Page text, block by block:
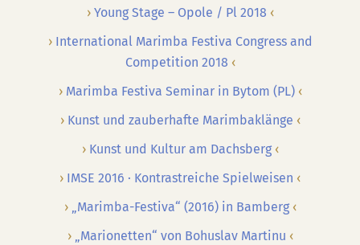
Young Stage – Opole / Pl 2018
International Marimba Festiva Congress and
Competition 2018
Marimba Festiva Seminar in Bytom (PL)
Kunst und zauberhafte Marimbaklänge
Kunst und Kultur am Dachsberg
IMSE 2016 · Kontrastreiche Spielweisen
„Marimba-Festiva“ (2016) in Bamberg
„Marionetten“ von Bohuslav Martinu